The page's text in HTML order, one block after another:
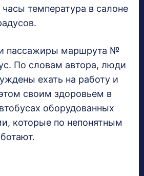
температура в салоне
пассажиры маршрута №
По словам автора, люди
ехать на работу и
своим здоровьем в
оборудованных
которые по непонятным